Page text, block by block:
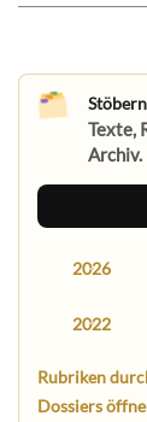
Texte,
Archiv.
2026
2022
Rubriken
Dossiers